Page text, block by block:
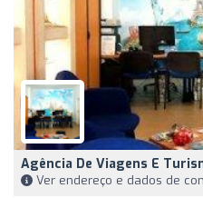
Agência De Viagens E
Ver endereço e dados de